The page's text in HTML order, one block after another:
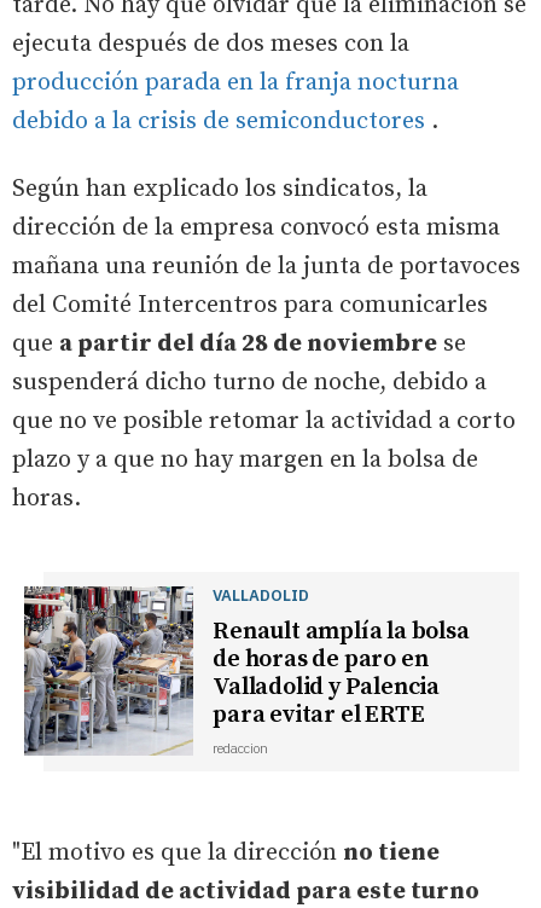
ejecuta después de dos meses con la
producción parada en la franja nocturna
debido a la crisis de semiconductores .
Según han explicado los sindicatos, la
dirección de la empresa convocó esta misma
mañana una reunión de la junta de portavoces
del Comité Intercentros para comunicarles
que a partir del día 28 de noviembre se
suspenderá dicho turno de noche, debido a
que no ve posible retomar la actividad a corto
plazo y a que no hay margen en la bolsa de
horas.
VALLADOLID
Renault amplía la bolsa
de horas de paro en
Valladolid y Palencia
para evitar el ERTE
redaccion
"El motivo es que la dirección no tiene
visibilidad de actividad para este turno